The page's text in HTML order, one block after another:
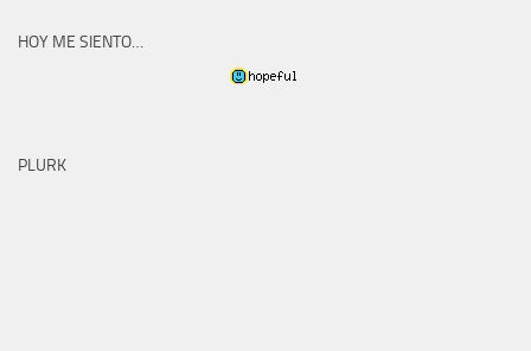
HOY ME SIENTO…
PLURK